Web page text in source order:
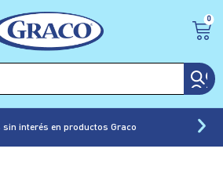
0
sin interés en productos Graco